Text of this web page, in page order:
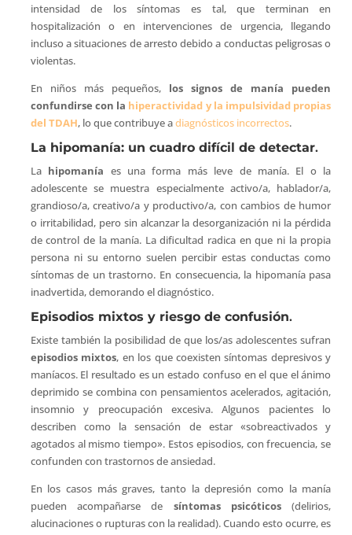
intensidad de los síntomas es tal, que terminan en
hospitalización o en intervenciones de urgencia, llegando
incluso a situaciones de arresto debido a conductas peligrosas o
violentas.
En niños más pequeños, los signos de manía pueden
confundirse con la hiperactividad y la impulsividad propias
del TDAH, lo que contribuye adiagnósticos incorrectos.
La hipomanía: un cuadro difícil de detectar.
La hipomanía es una forma más leve de manía. El o la
adolescente se muestra especialmente activo/a, hablador/a,
grandioso/a, creativo/a y productivo/a, con cambios de humor
o irritabilidad, pero sin alcanzar la desorganización ni la pérdida
de control de la manía. La dificultad radica en que ni la propia
persona ni su entorno suelen percibir estas conductas como
síntomas de un trastorno. En consecuencia, la hipomanía pasa
inadvertida, demorando el diagnóstico.
Episodios mixtos y riesgo de confusión.
Existe también la posibilidad de que los/as adolescentes sufran
episodios mixtos, en los que coexisten síntomas depresivos y
maníacos. El resultado es un estado confuso en el que el ánimo
deprimido se combina con pensamientos acelerados, agitación,
insomnio y preocupación excesiva. Algunos pacientes lo
describen como la sensación de estar «sobreactivados y
agotados al mismo tiempo». Estos episodios, con frecuencia, se
confunden con trastornos de ansiedad.
En los casos más graves, tanto la depresión como la manía
pueden acompañarse de síntomas psicóticos(delirios,
alucinaciones o rupturas con la realidad). Cuando esto ocurre, es